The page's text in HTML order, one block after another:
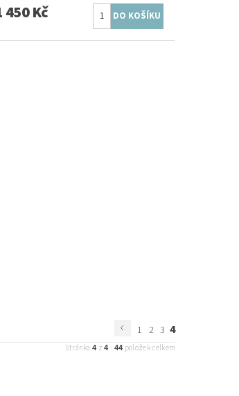
450 Kč
1 2 3 4
Stránka4 z4 - 44 položek celkem